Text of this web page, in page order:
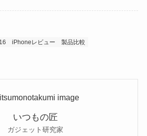
iPhoneレビュー 製品比較
いつもの匠
ガジェット研究家